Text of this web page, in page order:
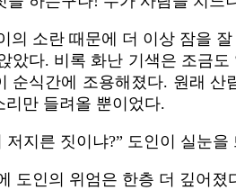
의 소란 때문에 더 이상 잠을
았다. 비록 화난 기색은 조금
순식간에 조용해졌다. 원래
리만 들려올 뿐이었다.
저지른 짓이냐?” 도인이 실눈
도인의 위엄은 한층 더 깊어졌